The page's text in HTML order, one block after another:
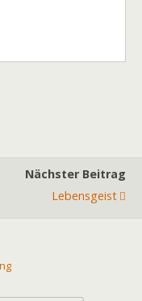
Nächster Beitrag
Lebensgeist